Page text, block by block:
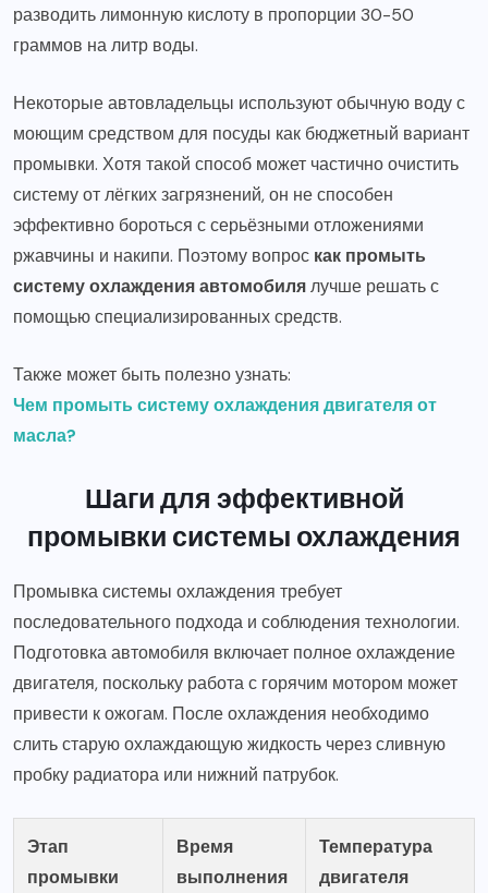
разводить лимонную кислоту в пропорции 30-50
граммов на литр воды.
Некоторые автовладельцы используют обычную воду с
моющим средством для посуды как бюджетный вариант
промывки. Хотя такой способ может частично очистить
систему от лёгких загрязнений, он не способен
эффективно бороться с серьёзными отложениями
ржавчины и накипи. Поэтому вопрос как промыть
систему охлаждения автомобилялучше решать с
помощью специализированных средств.
Также может быть полезно узнать:
Чем промыть систему охлаждения двигателя от
масла?
Шаги для эффективной
промывки системы охлаждения
Промывка системы охлаждения требует
последовательного подхода и соблюдения технологии.
Подготовка автомобиля включает полное охлаждение
двигателя, поскольку работа с горячим мотором может
привести к ожогам. После охлаждения необходимо
слить старую охлаждающую жидкость через сливную
пробку радиатора или нижний патрубок.
Этап
промывки
Время
выполнения
Температура
двигателя